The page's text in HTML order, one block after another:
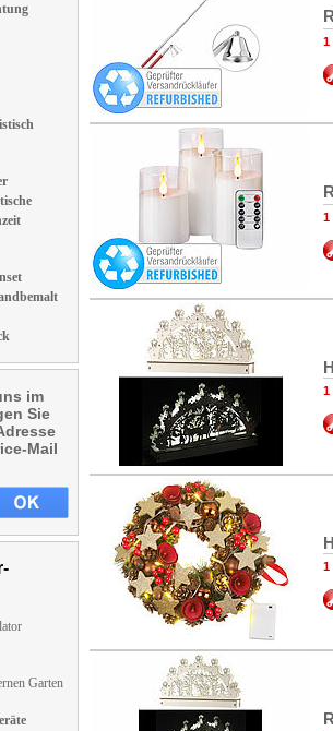
im
Sie
Mail
Garten
1
1
1
1